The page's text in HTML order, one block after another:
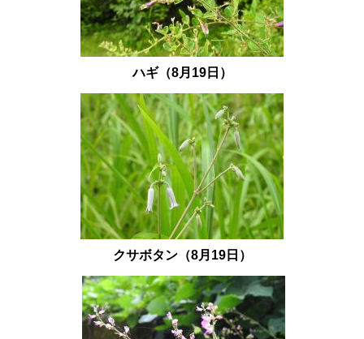
ハギ（8月19日）
クサボタン（8月19日）